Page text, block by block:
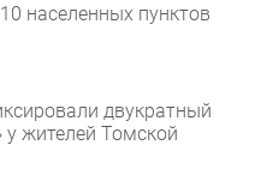
населенных пунктов
двукратный
у жителей Томской